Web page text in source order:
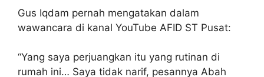
Gus Iqdam pernah mengatakan dalam
wawancara di kanal YouTube AFID ST Pusat:
“Yang saya perjuangkan itu yang rutinan di
rumah ini… Saya tidak narif, pesannya Abah